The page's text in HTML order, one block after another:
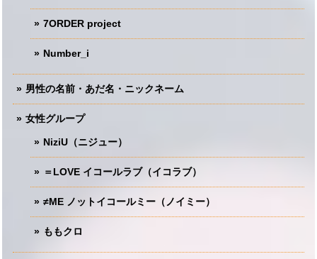
7ORDER project
Number_i
男性の名前・あだ名・ニックネーム
女性グループ
NiziU（ニジュー）
＝LOVE イコールラブ（イコラブ）
≠ME ノットイコールミー（ノイミー）
ももクロ